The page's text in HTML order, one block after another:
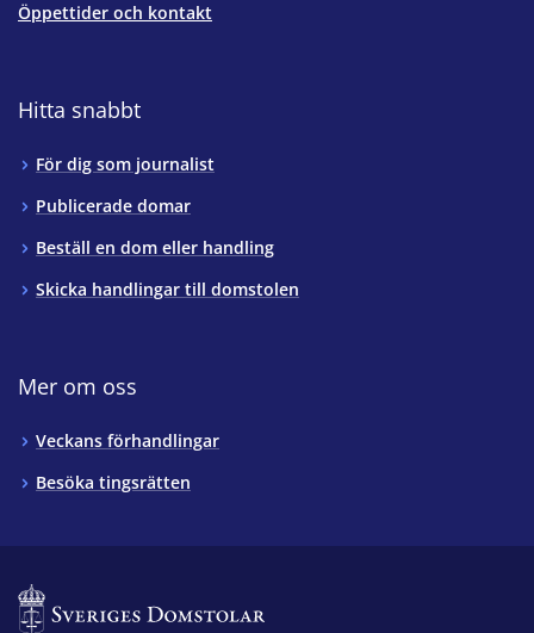
Öppettider och kontakt
Hitta snabbt
För dig som journalist
Publicerade domar
Beställ en dom eller handling
Skicka handlingar till domstolen
Mer om oss
Veckans förhandlingar
Besöka tingsrätten